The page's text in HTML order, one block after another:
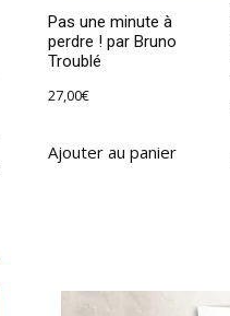
Pas une minute à
perdre ! par Bruno
Troublé
27,00€
Ajouter au panier